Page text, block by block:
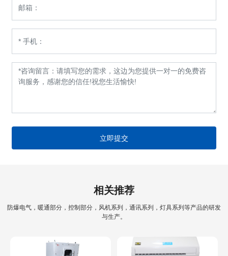
立即提交
相关推荐
防爆电气，暖通部分，控制部分，风机系列，通讯系列，灯具系列等产品的研发
与生产。